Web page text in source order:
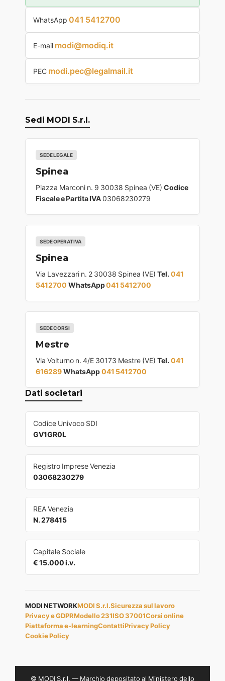
WhatsApp 041 5412700
E-mail modi@modiq.it
PEC modi.pec@legalmail.it
Sedi MODI S.r.l.
SEDE LEGALE
Spinea
Piazza Marconi n. 9 30038 Spinea (VE) Codice
Fiscale e Partita IVA03068230279
SEDE OPERATIVA
Spinea
Via Lavezzari n. 2 30038 Spinea (VE) Tel. 041
5412700 WhatsApp041 5412700
SEDE CORSI
Mestre
Via Volturno n. 4/E 30173 Mestre (VE) Tel. 041
616289WhatsApp041 5412700
Dati societari
Codice Univoco SDI
GV1GR0L
Registro Imprese Venezia
03068230279
REA Venezia
N. 278415
Capitale Sociale
€ 15.000 i.v.
MODI NETWORKMODI S.r.l.Sicurezza sul lavoro
Privacy e GDPRModello 231ISO 37001Corsi online
Piattaforma e-learningContattiPrivacy Policy
Cookie Policy
© MODI S.r.l. — Marchio depositato al Ministero dello